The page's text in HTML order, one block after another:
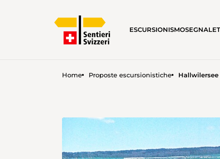
ESCURSIONISMO
Home Proposte escursionistiche Hallwilersee